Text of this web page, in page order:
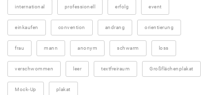
international professionell erfolg event
einkaufen convention andrang orientierung
frau mann anonym schwarm loss
verschwommen leer textfreiraum Großflächenplakat
Mock-Up plakat